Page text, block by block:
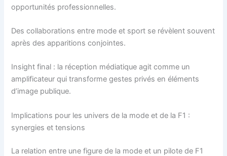
opportunités professionnelles.
Des collaborations entre mode et sport se révèlent souvent
après des apparitions conjointes.
Insight final : la réception médiatique agit comme un
amplificateur qui transforme gestes privés en éléments
d’image publique.
Implications pour les univers de la mode et de la F1 :
synergies et tensions
La relation entre une figure de la mode et un pilote de F1